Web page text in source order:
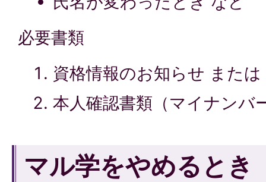
必要書類
資格情報のお知らせ また
本人確認書類（マイナンバ
マル学をやめるとき